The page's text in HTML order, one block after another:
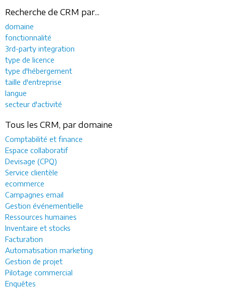
Recherche de CRM par...
domaine
fonctionnalité
3rd-party integration
type de licence
type d'hébergement
taille d'entreprise
langue
secteur d'activité
Tous les CRM, par domaine
Comptabilité et finance
Espace collaboratif
Devisage (CPQ)
Service clientèle
ecommerce
Campagnes email
Gestion événementielle
Ressources humaines
Inventaire et stocks
Facturation
Automatisation marketing
Gestion de projet
Pilotage commercial
Enquêtes